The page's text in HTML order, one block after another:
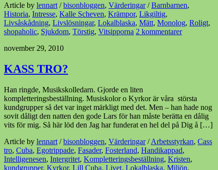
Article by lennart /bisonbloggen, Värderingar /Barnbarnen,
Historia, Intresse, Kalle Scheven, Krämpor, Likgiltig,
Livsåskådning, Livslösningar, Lokalblaska, Mätt, Monolog, Roligt,
shopaholic, Sjukdom, Törstig, Vitsipporna 2 kommentarer
november 29, 2010
KASS TRO?
Han ringde, Musikskolledarn. Gjorde en liten
kompletteringsbeställning. Musiskolor o Kyrkor är våra största
kundgrupper så det var inget märkligt med det. Men – han hade nog
sovit dåligt den natten den gode Lars för han måste berätta en dålig
vits för mig. Så här löd den Jag har funderat en hel del på Dig å […]
Article by lennart /bisonbloggen, Värderingar /Arbetsstyrkan, Cass
tro, Cuba, Egotrippade, Fasader, Fosterland, Handikappad,
Intelligenesen, Intergritet, Kompletteringsbeställning, Kristen,
kundgrupper, Kyrkor, Lill Cuba, Livet, Lokalblaska, Miljön,